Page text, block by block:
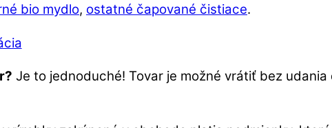
bio mydlo, ostatné čapované čistiace.
Je to jednoduché! Tovar je možné vrátiť bez